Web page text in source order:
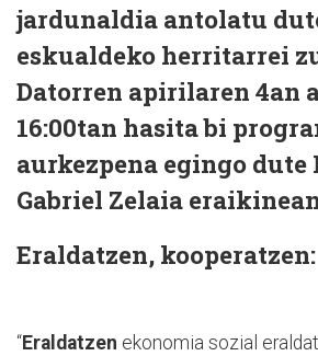
jardunaldia antolatu
eskualdeko herritarrei
Datorren apirilaren 4an
16:00tan hasita bi
aurkezpena egingo
Gabriel Zelaia
Eraldatzen, kooperatzen:
“Eraldatzen ekonomia sozial